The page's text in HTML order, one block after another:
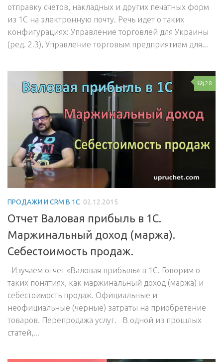
отправку счетов, накладных и других печатных форм
из 1С на электронную почту. Речь идет о таких
конфигурациях: Управление торговлей для Украины
(ред. 2.3), Управление торговым предприятием для...
28
ПРОДАЖИ И CRM В 1С 02.12.2015
Отчет Валовая прибыль в 1С.
Маржинальный доход (маржа).
Себестоимость продаж.
Изучаем отчет «Валовая прибыль» в 1С. Говорим о
таких понятиях, как маржинальный доход (маржа) и
себестоимость продаж. Официальные и
неофициальные (черные) затраты на приобретение
товаров. Перепродажа услуг. В одной из прошлых
статей,...